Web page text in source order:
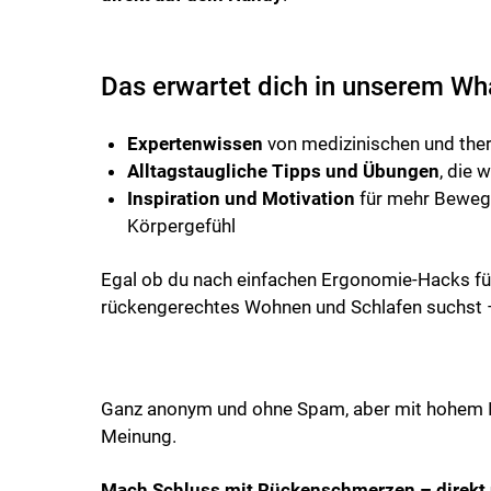
Das erwartet dich in unserem
Expertenwissen von medizinischen und
Alltagstaugliche Tipps und Übungen, die
Inspiration und Motivation für mehr
Körpergefühl
Egal ob du nach einfachen Ergonomie-Hacks
rückengerechtes Wohnen und Schlafen suchst
Ganz anonym und ohne Spam, aber mit
Meinung.